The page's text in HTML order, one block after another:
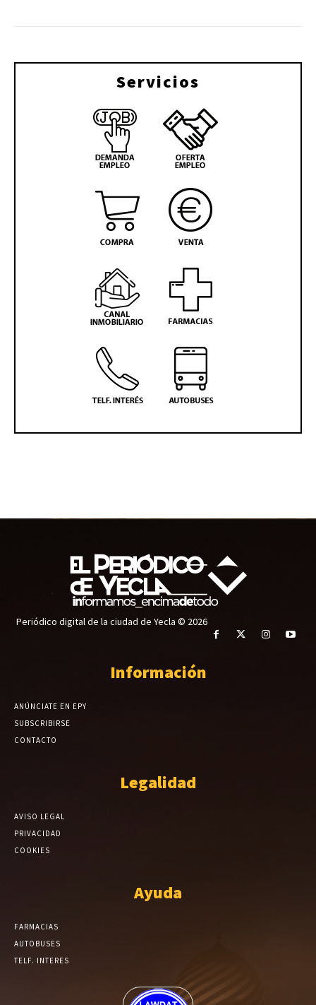
Servicios
Periódico digital de la ciudad de Yecla © 2026
Información
ANÚNCIATE EN EPY
SUBSCRIBIRSE
CONTACTO
Legalidad
AVISO LEGAL
PRIVACIDAD
COOKIES
Ayuda
FARMACIAS
AUTOBUSES
TELF. INTERES